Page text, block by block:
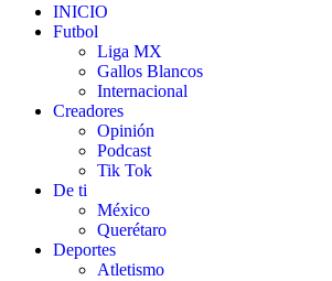
INICIO
Futbol
Liga MX
Gallos Blancos
Internacional
Creadores
Opinión
Podcast
Tik Tok
De ti
México
Querétaro
Deportes
Atletismo